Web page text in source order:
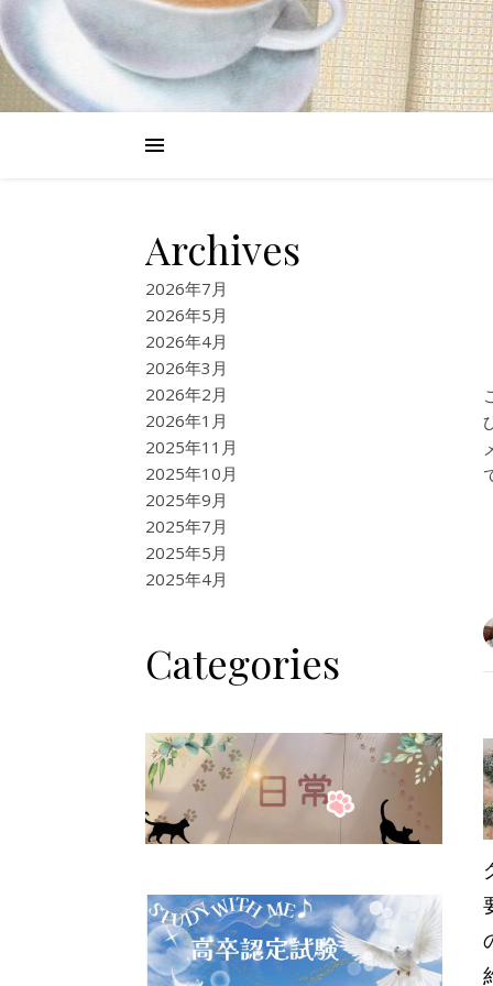
Archives
2026年7月
2026年5月
2026年4月
2026年3月
2026年2月
2026年1月
2025年11月
2025年10月
2025年9月
2025年7月
2025年5月
2025年4月
Categories